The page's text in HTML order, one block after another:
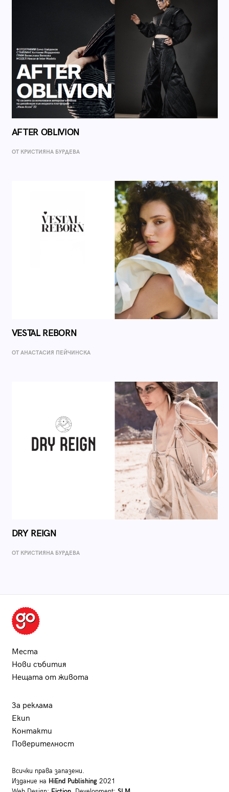
AFTER OBLIVION
ОТ КРИСТИЯНА БУРДЕВА
VESTAL REBORN
ОТ AНАСТАСИЯ ПЕЙЧИНСКА
DRY REIGN
ОТ КРИСТИЯНА БУРДЕВА
Места
Нови събития
Нещата от живота
За реклама
Екип
Контакти
Поверителност
Всички права запазени.
Издание на HiEnd Publishing2021